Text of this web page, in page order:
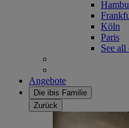
Köln
Paris
See all
Angebote
Die ibis Familie
Zurück